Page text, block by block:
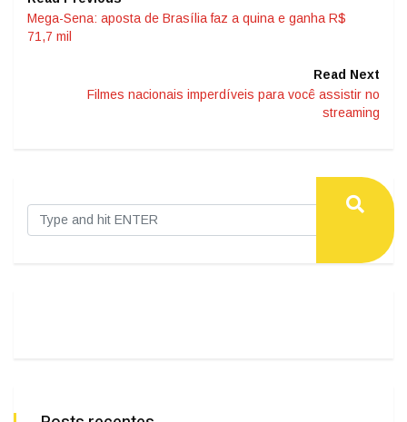
Mega-Sena: aposta de Brasília faz a quina e ganha R$
71,7 mil
Read Next
Filmes nacionais imperdíveis para você assistir no
streaming